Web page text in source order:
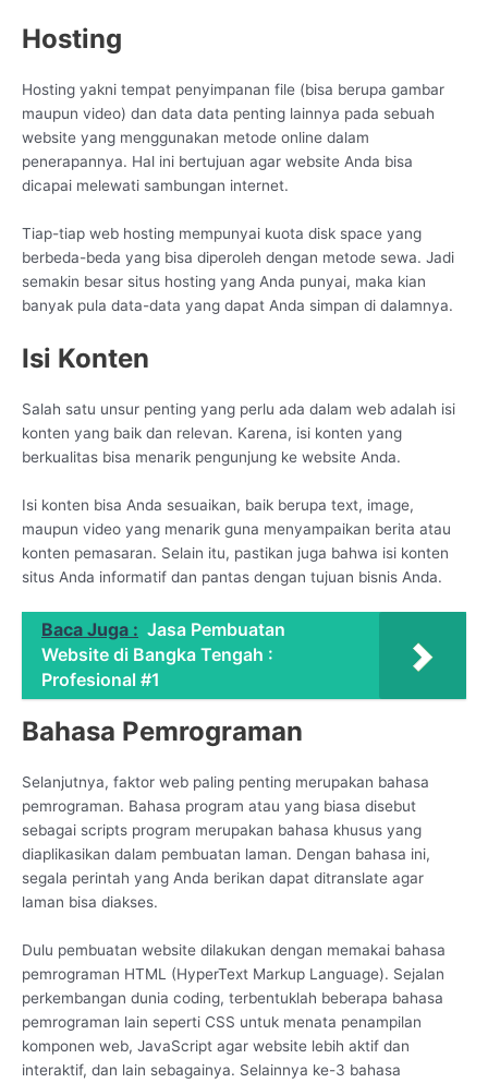
Hosting
Hosting yakni tempat penyimpanan file (bisa berupa gambar
maupun video) dan data data penting lainnya pada sebuah
website yang menggunakan metode online dalam
penerapannya. Hal ini bertujuan agar website Anda bisa
dicapai melewati sambungan internet.
Tiap-tiap web hosting mempunyai kuota disk space yang
berbeda-beda yang bisa diperoleh dengan metode sewa. Jadi
semakin besar situs hosting yang Anda punyai, maka kian
banyak pula data-data yang dapat Anda simpan di dalamnya.
Isi Konten
Salah satu unsur penting yang perlu ada dalam web adalah isi
konten yang baik dan relevan. Karena, isi konten yang
berkualitas bisa menarik pengunjung ke website Anda.
Isi konten bisa Anda sesuaikan, baik berupa text, image,
maupun video yang menarik guna menyampaikan berita atau
konten pemasaran. Selain itu, pastikan juga bahwa isi konten
situs Anda informatif dan pantas dengan tujuan bisnis Anda.
Baca Juga : Jasa Pembuatan
Website di Bangka Tengah :
Profesional #1
Bahasa Pemrograman
Selanjutnya, faktor web paling penting merupakan bahasa
pemrograman. Bahasa program atau yang biasa disebut
sebagai scripts program merupakan bahasa khusus yang
diaplikasikan dalam pembuatan laman. Dengan bahasa ini,
segala perintah yang Anda berikan dapat ditranslate agar
laman bisa diakses.
Dulu pembuatan website dilakukan dengan memakai bahasa
pemrograman HTML (HyperText Markup Language). Sejalan
perkembangan dunia coding, terbentuklah beberapa bahasa
pemrograman lain seperti CSS untuk menata penampilan
komponen web, JavaScript agar website lebih aktif dan
interaktif, dan lain sebagainya. Selainnya ke-3 bahasa